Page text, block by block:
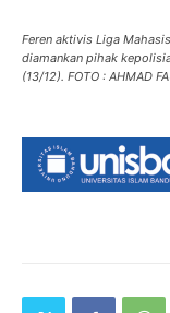
Feren aktivis Liga
diamankan pihak
(13/12). FOTO : AHMAD